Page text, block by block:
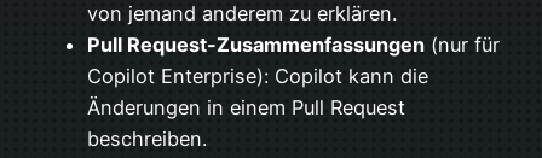
von jemand anderem zu erklären.
Pull Request-Zusammenfassungen (nur für
Copilot Enterprise): Copilot kann die
Änderungen in einem Pull Request
beschreiben.